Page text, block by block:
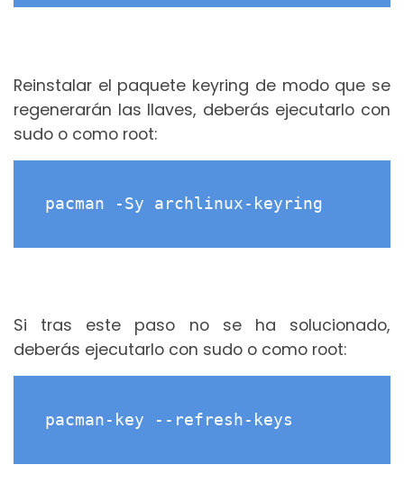
Reinstalar el paquete keyring de modo que se
regenerarán las llaves, deberás ejecutarlo con
sudo o como root:
pacman -Sy archlinux-keyring
Si tras este paso no se ha solucionado,
deberás ejecutarlo con sudo o como root:
pacman-key --refresh-keys